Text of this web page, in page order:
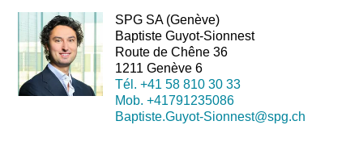
SPG SA (Genève)
Baptiste Guyot-Sionnest
Route de Chêne 36
1211 Genève 6
Tél. +41 58 810 30 33
Mob. +41791235086
Baptiste.Guyot-Sionnest@spg.ch